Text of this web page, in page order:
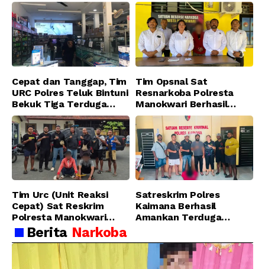
Jatanras Polda Papua Barat
Cepat dan Tanggap, Tim
URC Polres Teluk Bintuni
Bekuk Tiga Terduga
Pelaku Pencurian di SMA
Sanawesen
Tim Opsnal Sat
Resnarkoba Polresta
Manokwari Berhasil
Ungkap Kasus Tindak
Pidana Narkotika
Golongan I Jenis Shabu
di SP 4 Distrik Prafi kab.
Manokwari
Tim Urc (Unit Reaksi
Cepat) Sat Reskrim
Polresta Manokwari
Berhasil Tangkap 2
Pelaku Pengeroyokan di
Taman Ria kab.
Manokwari
Satreskrim Polres
Kaimana Berhasil
Amankan Terduga
Menggunakan Senjata
Tajam
Berita Narkoba